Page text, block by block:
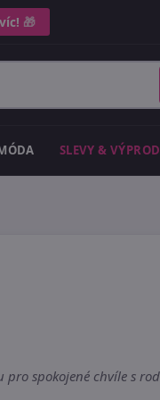
🎁
SLEVY &
spokojené chvíle s